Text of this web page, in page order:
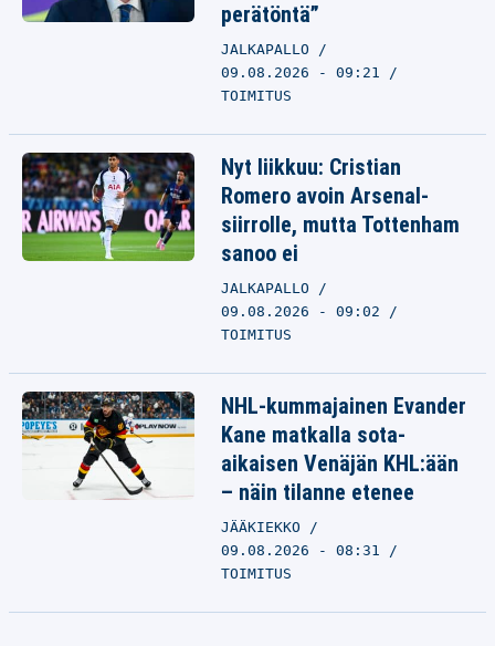
perätöntä”
JALKAPALLO
09.08.2026 - 09:21
TOIMITUS
Nyt liikkuu: Cristian
Romero avoin Arsenal-
siirrolle, mutta Tottenham
sanoo ei
JALKAPALLO
09.08.2026 - 09:02
TOIMITUS
NHL-kummajainen Evander
Kane matkalla sota-
aikaisen Venäjän KHL:ään
– näin tilanne etenee
JÄÄKIEKKO
09.08.2026 - 08:31
TOIMITUS